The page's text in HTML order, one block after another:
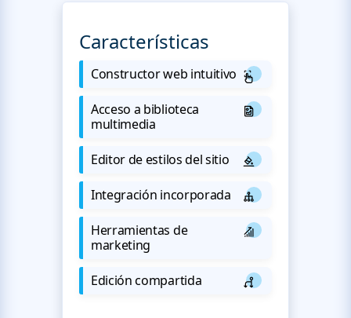
Características
Constructor web intuitivo
Acceso a biblioteca
multimedia
Editor de estilos del sitio
Integración incorporada
Herramientas de
marketing
Edición compartida